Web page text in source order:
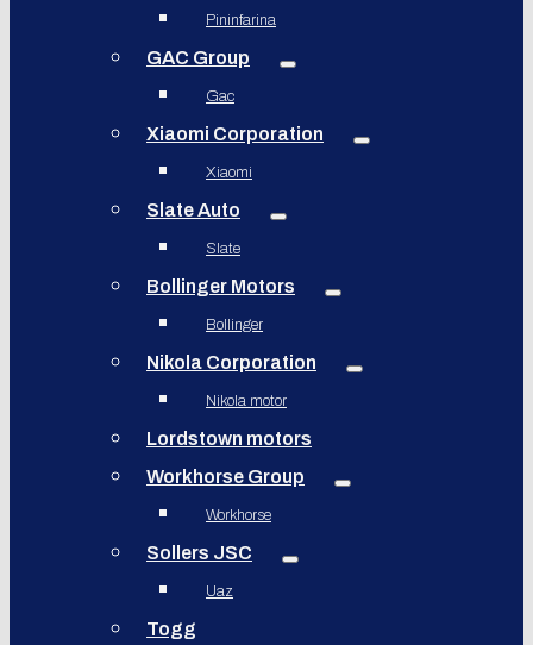
Pininfarina
GAC Group
Gac
Xiaomi Corporation
Xiaomi
Slate Auto
Slate
Bollinger Motors
Bollinger
Nikola Corporation
Nikola motor
Lordstown motors
Workhorse Group
Workhorse
Sollers JSC
Uaz
Togg